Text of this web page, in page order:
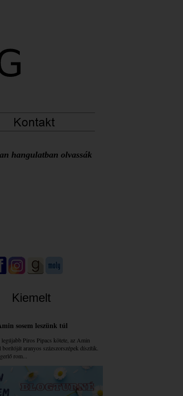
hangulatban olvassák
Kiemelt
sosem leszünk túl
Piros Pipacs kötete, az Amin
borítóját aranyos százszorszépek díszítik.
rom...